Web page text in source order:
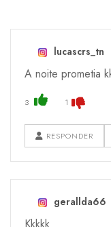
lucascrs_tn
A noite prometia
3 1
RESPONDER
gerallda66